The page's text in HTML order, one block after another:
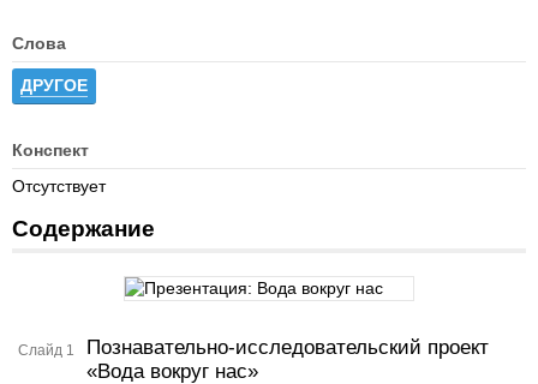
Слова
ДРУГОЕ
Конспект
Отсутствует
Содержание
Слайд 1
Познавательно-исследовательский проект
«Вода вокруг нас»